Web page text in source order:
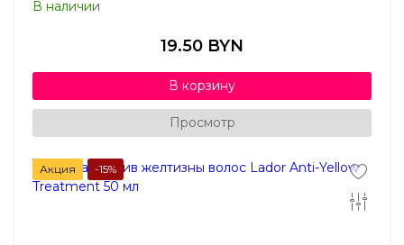
В наличии
19.50 BYN
В корзину
Просмотр
Акция -15%